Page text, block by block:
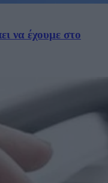
να έχουμε στο